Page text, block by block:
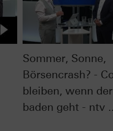
Sommer, Sonne,
Börsencrash? -
bleiben, wenn
baden geht - ntv